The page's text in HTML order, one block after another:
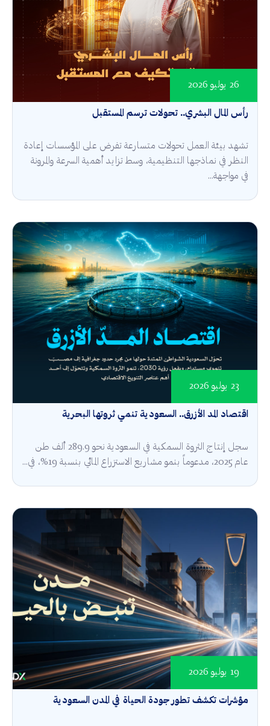
رأس المال البشري.. تحولات ترسم المستقبل
26 يوليو 2026
تشهد بيئة العمل تحولات متسارعة تفرض على المؤسسات إعادة
النظر في نماذجها التنظيمية، وسط تزايد أهمية السرعة والمرونة
في مواجهة...
اقتصاد المد الأزرق.. السعودية تنمي ثروتها البحرية
23 يوليو 2026
سجل إنتاج الثروة السمكية في السعودية نحو 289.9 ألف طن
عام 2025، مدعوماً بنمو مشاريع الاستزراع المائي بنسبة 19%، في...
مؤشرات تكشف تطور جودة الحياة في المدن السعودية
19 يوليو 2026